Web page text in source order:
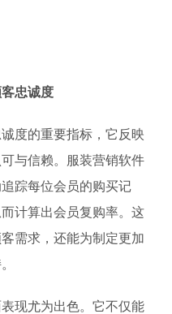
忠诚度
度的重要指标，它反映
与信赖。服装营销软件
踪每位会员的购买记
计算出会员复购率。这
需求，还能为制定更加
现尤为出色。它不仅能